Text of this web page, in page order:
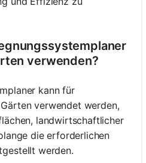
verwenden?
kann für
verwendet werden,
landwirtschaftlicher
die erforderlichen
werden.